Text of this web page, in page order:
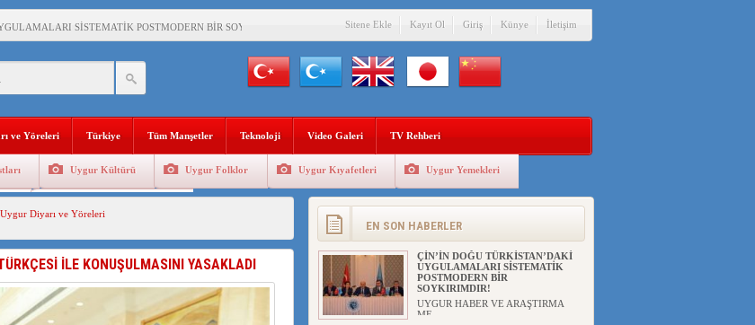
SİSTEMATİK POSTMODERN BİR SOYKIRIMDIR!
: DOĞU TÜRKİSTAN BİZİM KIRMIZI ÇİZGİMİZDİR!”
DİYANET AKADEMİSİ BAŞKANI’NA TEPKİLER SÜRÜYOR
: 05.07.2009 URUMÇİ ŞEHİTLERİNİ RAHMETLE ANIYORUZ
MEHMET”DİZİSİNE GARİP SANSÜR VE HADSIZ İHTAR
AYI,DOĞU TÜRKİSTAN İÇİN KATLİAM AYI DEĞİLDİR !
Sitene Ekle Kayıt Ol Giriş Künye İletişim
ve Yöreleri Türkiye Tüm Manşetler Teknoloji Video Galeri TV Rehberi
Uygur Kültürü Uygur Folklor Uygur Kıyafetleri Uygur Yemekleri
Uygur Diyarı ve Yöreleri
İLE KONUŞULMASINI YASAKLADI
EN SON HABERLER
ANAHTAR PARTİ GENEL
BAŞKANI AĞIRALİOĞLU : ÇİN’İN
UYGUR SOYKIRIMI BİR
HAKİKATTIR!
UYGUR HABER VE ARAŞTIRMA
ÇİN’İN DOĞU TÜRKİSTAN’DAKİ
UYGULAMALARI SİSTEMATİK
POSTMODERN BİR
SOYKIRIMDIR!
UYGUR HABER VE ARAŞTIRMA
ME...